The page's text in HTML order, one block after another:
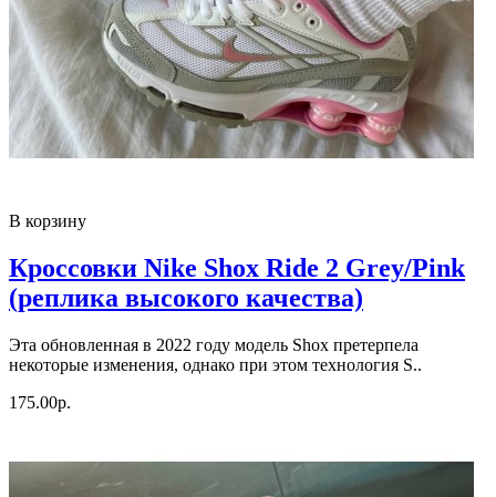
В корзину
Кроссовки Nike Shox Ride 2 Grey/Pink
(реплика высокого качества)
Эта обновленная в 2022 году модель Shox претерпела
некоторые изменения, однако при этом технология S..
175.00р.